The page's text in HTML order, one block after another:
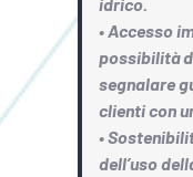
• Accesso
possibilità
segnalare
clienti con
•
dell’uso